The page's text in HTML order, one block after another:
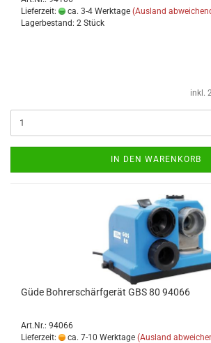
Lieferzeit:
ca. 3-4 Werktage (Ausland
Lagerbestand: 2 Stück
inkl.
IN DEN WARENKORB
Güde Bohrerschärfgerät GBS 80 94066
Art.Nr.: 94066
Lieferzeit:
ca. 7-10 Werktage (Ausland